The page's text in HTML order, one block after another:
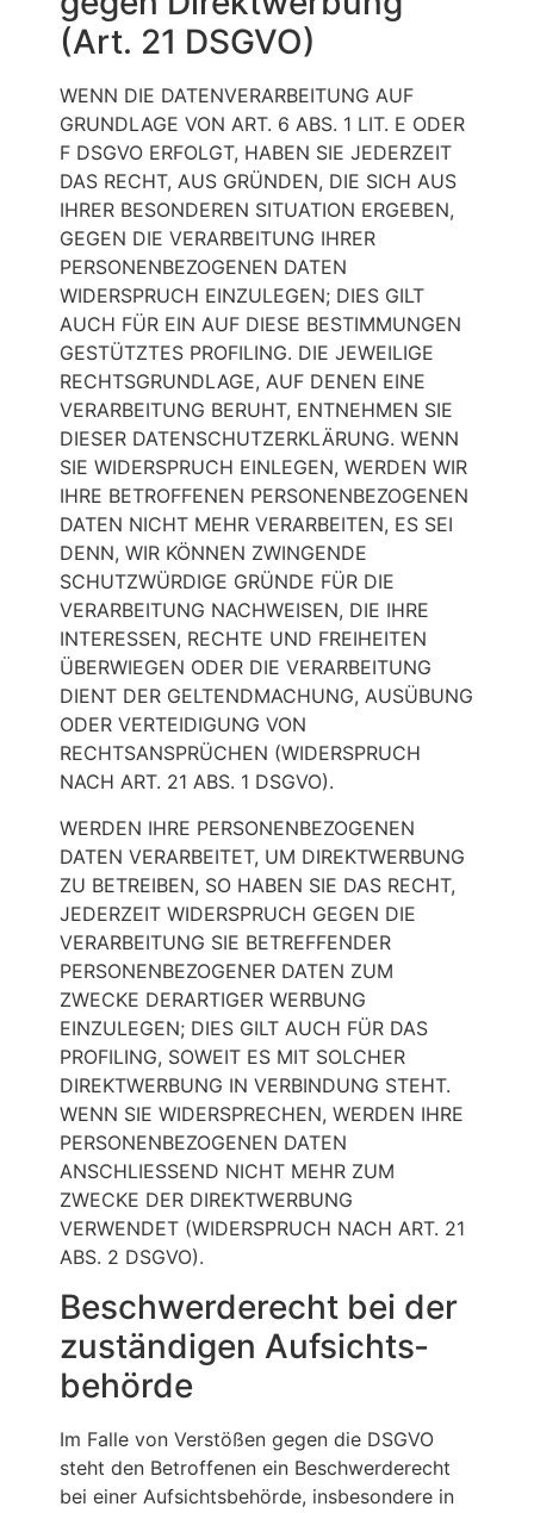
(Art. 21 DSGVO)
WENN DIE DATENVERARBEITUNG AUF
GRUNDLAGE VON ART. 6 ABS. 1 LIT. E ODER
F DSGVO ERFOLGT, HABEN SIE JEDERZEIT
DAS RECHT, AUS GRÜNDEN, DIE SICH AUS
IHRER BESONDEREN SITUATION ERGEBEN,
GEGEN DIE VERARBEITUNG IHRER
PERSONENBEZOGENEN DATEN
WIDERSPRUCH EINZULEGEN; DIES GILT
AUCH FÜR EIN AUF DIESE BESTIMMUNGEN
GESTÜTZTES PROFILING. DIE JEWEILIGE
RECHTSGRUNDLAGE, AUF DENEN EINE
VERARBEITUNG BERUHT, ENTNEHMEN SIE
DIESER DATENSCHUTZERKLÄRUNG. WENN
SIE WIDERSPRUCH EINLEGEN, WERDEN WIR
IHRE BETROFFENEN PERSONENBEZOGENEN
DATEN NICHT MEHR VERARBEITEN, ES SEI
DENN, WIR KÖNNEN ZWINGENDE
SCHUTZWÜRDIGE GRÜNDE FÜR DIE
VERARBEITUNG NACHWEISEN, DIE IHRE
INTERESSEN, RECHTE UND FREIHEITEN
ÜBERWIEGEN ODER DIE VERARBEITUNG
DIENT DER GELTENDMACHUNG, AUSÜBUNG
ODER VERTEIDIGUNG VON
RECHTSANSPRÜCHEN (WIDERSPRUCH
NACH ART. 21 ABS. 1 DSGVO).
WERDEN IHRE PERSONENBEZOGENEN
DATEN VERARBEITET, UM DIREKTWERBUNG
ZU BETREIBEN, SO HABEN SIE DAS RECHT,
JEDERZEIT WIDERSPRUCH GEGEN DIE
VERARBEITUNG SIE BETREFFENDER
PERSONENBEZOGENER DATEN ZUM
ZWECKE DERARTIGER WERBUNG
EINZULEGEN; DIES GILT AUCH FÜR DAS
PROFILING, SOWEIT ES MIT SOLCHER
DIREKTWERBUNG IN VERBINDUNG STEHT.
WENN SIE WIDERSPRECHEN, WERDEN IHRE
PERSONENBEZOGENEN DATEN
ANSCHLIESSEND NICHT MEHR ZUM
ZWECKE DER DIREKTWERBUNG
VERWENDET (WIDERSPRUCH NACH ART. 21
ABS. 2 DSGVO).
Beschwerde­recht bei der
zuständigen Aufsichts­
behörde
Im Falle von Verstößen gegen die DSGVO
steht den Betroffenen ein Beschwerderecht
bei einer Aufsichtsbehörde, insbesondere in